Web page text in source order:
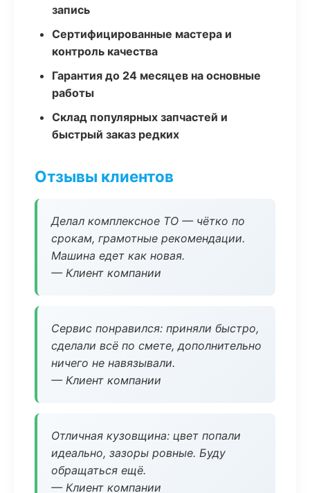
запись
Сертифицированные мастера и
контроль качества
Гарантия до 24 месяцев на основные
работы
Склад популярных запчастей и
быстрый заказ редких
Отзывы клиентов
Делал комплексное ТО — чётко по
срокам, грамотные рекомендации.
Машина едет как новая.
— Клиент компании
Сервис понравился: приняли быстро,
сделали всё по смете, дополнительно
ничего не навязывали.
— Клиент компании
Отличная кузовщина: цвет попали
идеально, зазоры ровные. Буду
обращаться ещё.
— Клиент компании